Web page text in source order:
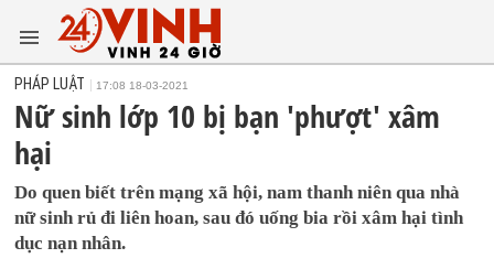
PHÁP LUẬT 17:08 18-03-2021
Nữ sinh lớp 10 bị bạn 'phượt' xâm
hại
Do quen biết trên mạng xã hội, nam thanh niên qua nhà
nữ sinh rủ đi liên hoan, sau đó uống bia rồi xâm hại tình
dục nạn nhân.